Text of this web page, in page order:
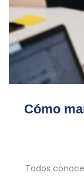
Cómo
Todos